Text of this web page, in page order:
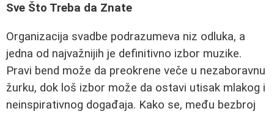
Sve Što Treba da Znate
Organizacija svadbe podrazumeva niz odluka, a
jedna od najvažnijih je definitivno izbor muzike.
Pravi bend može da preokrene veče u nezaboravnu
žurku, dok loš izbor može da ostavi utisak mlakog i
neinspirativnog događaja. Kako se, među bezbroj